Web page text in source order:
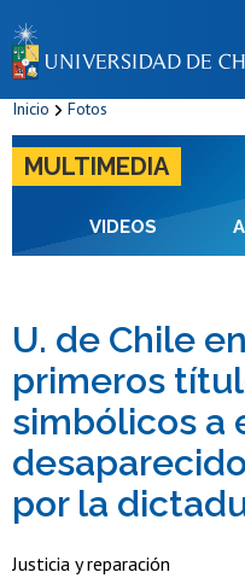
Inicio Fotos
MULTIMEDIA
VIDEOS
U. de Chile
primeros
simbólicos a
por la
Justicia y reparación